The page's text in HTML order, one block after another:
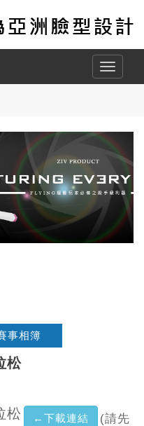
Toggle
事相簿
松
松 ←下載連結
(請先